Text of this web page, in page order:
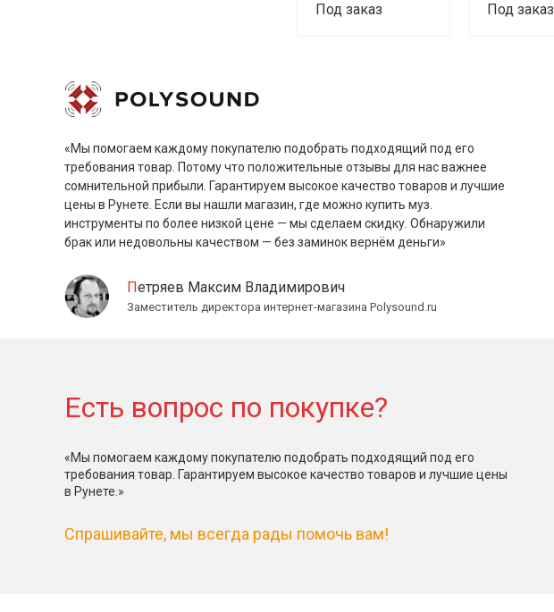
Под заказ Под заказ
«Мы помогаем каждому покупателю подобрать подходящий под его
требования товар. Потому что положительные отзывы для нас важнее
сомнительной прибыли. Гарантируем высокое качество товаров и лучшие
цены в Рунете. Если вы нашли магазин, где можно купить муз.
инструменты по более низкой цене — мы сделаем скидку. Обнаружили
брак или недовольны качеством — без заминок вернём деньги»
Петряев Максим Владимирович
Заместитель директора интернет-магазина Polysound.ru
Есть вопрос по покупке?
«Мы помогаем каждому покупателю подобрать подходящий под его
требования товар. Гарантируем высокое качество товаров и лучшие цены
в Рунете.»
Спрашивайте, мы всегда рады помочь вам!